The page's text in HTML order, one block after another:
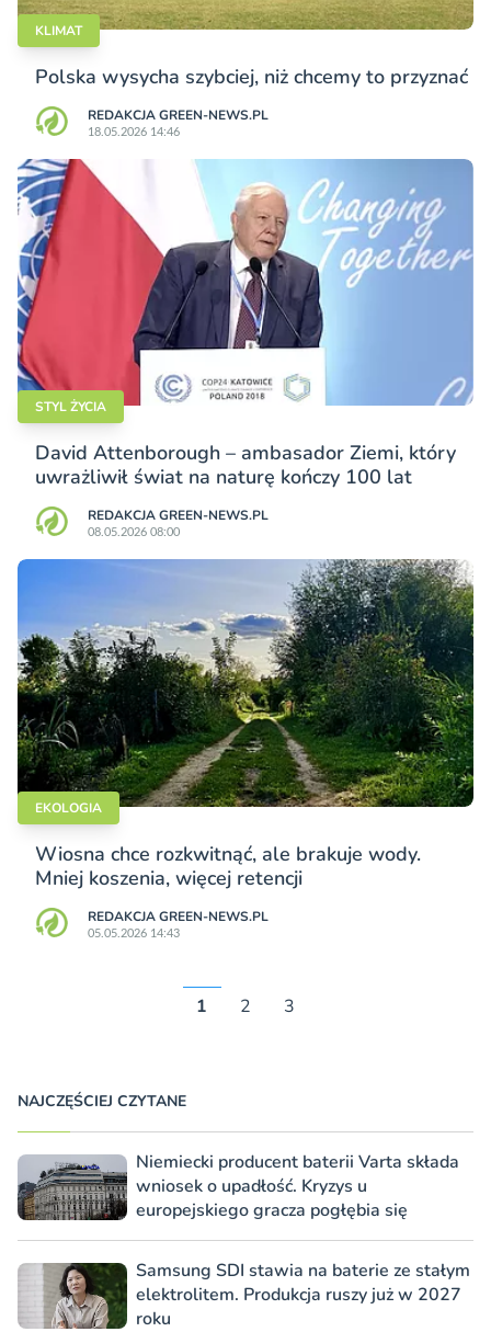
KLIMAT
Polska wysycha szybciej, niż chcemy to przyznać
REDAKCJA GREEN-NEWS.PL
18.05.2026 14:46
STYL ŻYCIA
David Attenborough – ambasador Ziemi, który
uwrażliwił świat na naturę kończy 100 lat
REDAKCJA GREEN-NEWS.PL
08.05.2026 08:00
EKOLOGIA
Wiosna chce rozkwitnąć, ale brakuje wody.
Mniej koszenia, więcej retencji
REDAKCJA GREEN-NEWS.PL
05.05.2026 14:43
1 2 3
NAJCZĘŚCIEJ CZYTANE
Niemiecki producent baterii Varta składa
wniosek o upadłość. Kryzys u
europejskiego gracza pogłębia się
Samsung SDI stawia na baterie ze stałym
elektrolitem. Produkcja ruszy już w 2027
roku